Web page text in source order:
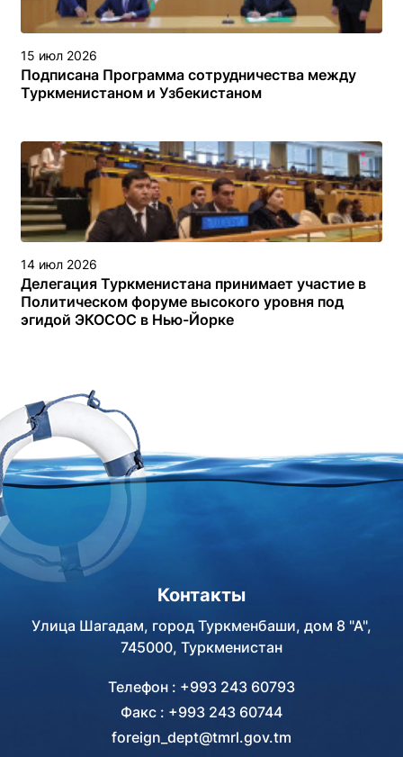
15 июл 2026
Подписана Программа сотрудничества между
Туркменистаном и Узбекистаном
14 июл 2026
Делегация Туркменистана принимает участие в
Политическом форуме высокого уровня под
эгидой ЭКОСОС в Нью-Йорке
Контакты
Улица Шагадам, город Туркменбаши, дом 8 "А",
745000, Туркменистан
Телефон : +993 243 60793
Факс : +993 243 60744
foreign_dept@tmrl.gov.tm